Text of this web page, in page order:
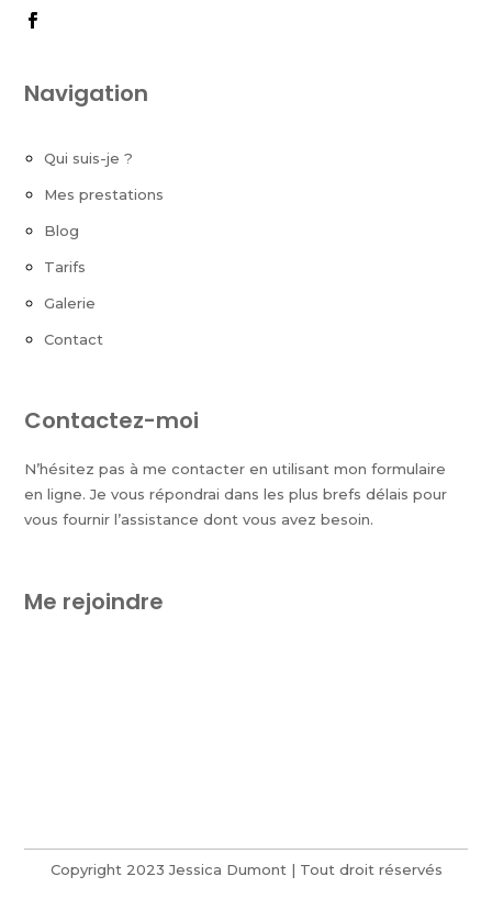
Navigation
Qui suis-je ?
Mes prestations
Blog
Tarifs
Galerie
Contact
Contactez-moi
N’hésitez pas à me contacter en utilisant mon formulaire
en ligne. Je vous répondrai dans les plus brefs délais pour
vous fournir l’assistance dont vous avez besoin.
Me rejoindre
Copyright 2023 Jessica Dumont | Tout droit réservés